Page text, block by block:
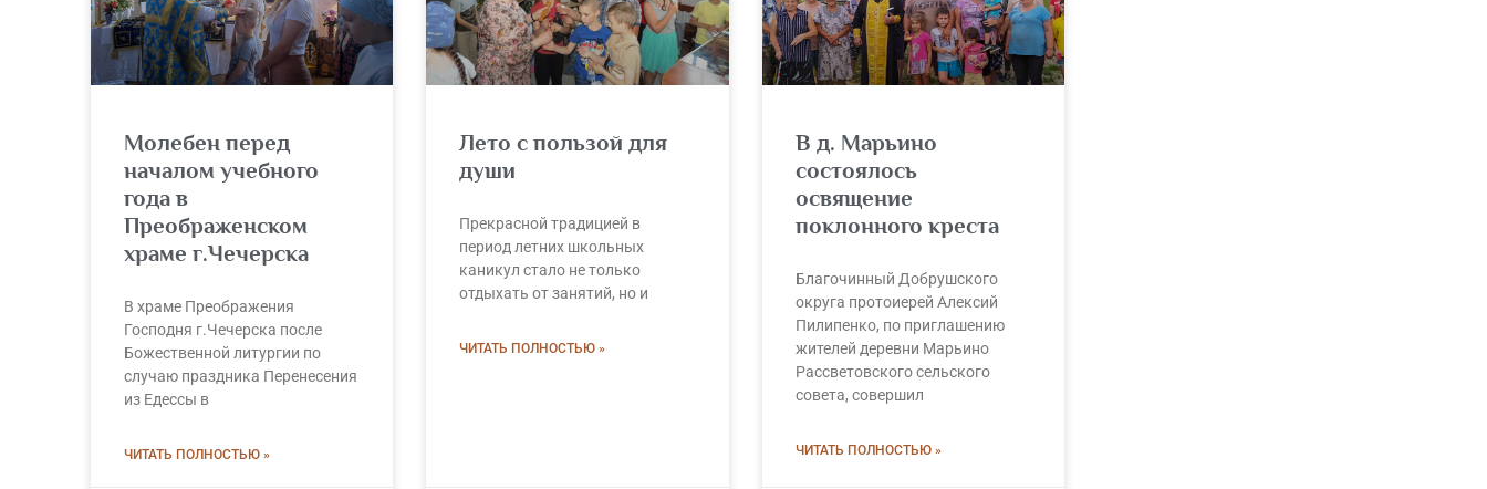
Молебен перед
началом учебного
года в
Преображенском
храме г.Чечерска
В храме Преображения
Господня г.Чечерска после
Божественной литургии по
случаю праздника Перенесения
из Едессы в
ЧИТАТЬ ПОЛНОСТЬЮ »
Лето с пользой для
души
Прекрасной традицией в
период летних школьных
каникул стало не только
отдыхать от занятий, но и
ЧИТАТЬ ПОЛНОСТЬЮ »
В д. Марьино
состоялось
освящение
поклонного креста
Благочинный Добрушского
округа протоиерей Алексий
Пилипенко, по приглашению
жителей деревни Марьино
Рассветовского сельского
совета, совершил
ЧИТАТЬ ПОЛНОСТЬЮ »